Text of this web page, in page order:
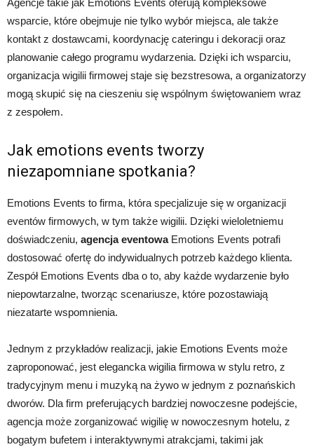
Agencje takie jak Emotions Events oferują kompleksowe
wsparcie, które obejmuje nie tylko wybór miejsca, ale także
kontakt z dostawcami, koordynację cateringu i dekoracji oraz
planowanie całego programu wydarzenia. Dzięki ich wsparciu,
organizacja wigilii firmowej staje się bezstresowa, a organizatorzy
mogą skupić się na cieszeniu się wspólnym świętowaniem wraz
z zespołem.
Jak emotions events tworzy
niezapomniane spotkania?
Emotions Events to firma, która specjalizuje się w organizacji
eventów firmowych, w tym także wigilii. Dzięki wieloletniemu
doświadczeniu, agencja eventowaEmotions Events potrafi
dostosować ofertę do indywidualnych potrzeb każdego klienta.
Zespół Emotions Events dba o to, aby każde wydarzenie było
niepowtarzalne, tworząc scenariusze, które pozostawiają
niezatarte wspomnienia.
Jednym z przykładów realizacji, jakie Emotions Events może
zaproponować, jest elegancka wigilia firmowa w stylu retro, z
tradycyjnym menu i muzyką na żywo w jednym z poznańskich
dworów. Dla firm preferujących bardziej nowoczesne podejście,
agencja może zorganizować wigilię w nowoczesnym hotelu, z
bogatym bufetem i interaktywnymi atrakcjami, takimi jak